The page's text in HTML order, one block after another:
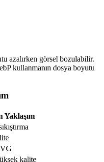
azalırken görsel bozulabilir.
kullanmanın dosya boyutu
Yaklaşım
kalite